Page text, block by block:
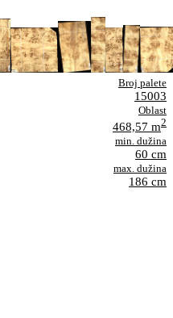
Broj palete
15003
Oblast
468,57 m2
min. dužina
60 cm
max. dužina
186 cm